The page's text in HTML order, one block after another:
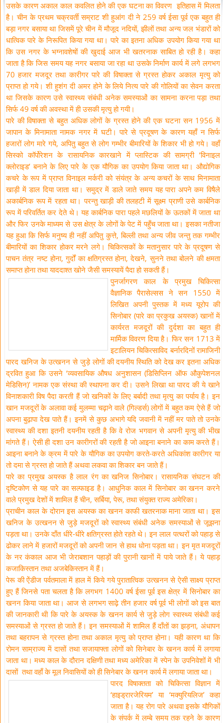
उसके कारण अकाल काल कवलित होने की एक घटना का विवरण इतिहास में मिलता
है। चीन के प्रथम चक्रवर्ती सम्राट शी हुआंग दी ने 259 वर्ष ईसा पूर्व एक बहुत ही
बड़ा नगर बसाया था जिसमें पूरे चीन में मौजूद नदियों, झीलों तथा अन्य जल भंडारों को
धात्विक पारे के निरूपित किया गया था। पारे का इतना अधिक उपयोग किया गया था
कि उस नगर के भग्नावशेषों की खुदाई आज भी खतरनाक साबित हो रही है। कहा
जाता है कि जिस समय यह नगर बसाया जा रहा था उसके निर्माण कार्य में लगे लगभग
70 हजार मजदूर तथा कारीगर पारे की विषाक्ता से ग्रस्त होकर अकाल मृत्यु को
प्राप्त हो गये। शी हुशंग दी अमर होने के लिये नित्य पारे की गोलियों का सेवन करता
था जिसके कारण उसे स्वास्थ्य संबंधी अनेक समस्याओं का सामना करना पड़ा तथा
सिर्फ 49 वर्ष की अवस्था में ही उसकी मृत्यु हो गयी।
पारे की विषाक्ता से बहुत अधिक लोगों के ग्रस्त होने की एक घटना सन 1956 में
जापान के मिनामाता नामक नगर में घटी। पारे से प्रदूषण के कारण यहाँ न सिर्फ
हजारों लोग मारे गये, अपितु बहुत से लोग गम्भीर बीमारियों के शिकार भी हो गये। वहाँ
सिस्को कॉर्पोरेशन के रासायनिक कारखाने में प्लास्टिक की सामग्री ‘विनाइल
क्लोराइड’ बनाने के लिए पारे के एक यौगिक का उपयोग किया जाता था। औद्योगिक
कचरे के रूप में प्राप्त विनाइल मर्करी को संयंत्र के अन्य कचरों के साथ मिनामाता
खाड़ी में डाल दिया जाता था। समुद्र में डाले जाते समय यह पारा अपने कम विषैले
अकार्बनिक रूप में रहता था। परन्तु खाड़ी की तलहटी में सूक्ष्म प्राणी उसे कार्बनिक
रूप में परिवर्तित कर देते थे। यह कार्बनिक पारा पहले मछलियों के ऊतकों में जाता था
और फिर उनके माध्यम से उस क्षेत्र के लोगों के पेट में पहुँच जाता था। इसका नतीजा
यह हुआ कि सिर्फ मनुष्य ही नहीं अपितु कुत्ते, बिल्ली तथा अन्य जीव जन्तु तक गम्भीर
बीमारियों का शिकार होकर मरने लगे। चिकित्सकों के मतानुसार पारे के प्रदूषण से
पाचन तंत्र नष्ट होना, गुर्दों का क्षतिग्रस्त होना, देखने, सुनने तथा बोलने की क्षमता
समाप्त होना तथा याददाश्त खोने जैसी समस्यायें पैदा हो सकती हैं।
पुनर्जागरण काल के प्रमुख चिकित्सा
वैज्ञानिक पैरासेल्सस ने सन 1550 में
लिखित अपनी पुस्तक में मध्य यूरोप की
सिनोबार (पारे का प्रकुख अयस्क) खानों में
कार्यरत मजदूरों की दुर्दशा का बहुत ही
मार्मिक विवरण दिया है। फिर सन 1713 में
इटालियन चिकित्साविद बर्नारदिनों रामाजिनी
पारद खनिज के उत्खनन से जुड़े लोगों की दयनीय स्थिति को देख कर इतना अधिक
द्रवित हुआ कि उसने ‘व्यवसायिक औषध अनुशासन (डिसिप्लिन ऑफ औकुपेशनल
मेडिसिन)’ नामक एक संस्था की स्थापना कर दी। उसने लिखा था पारद की ये खाने
विनाशकारी विष पैदा करती हैं जो खनिकों के लिए बर्बादी तथा मृत्यु का पर्याय है। इन
खान मजदूरों के अलावा कई मुलम्मा चढ़ाने वाले (गिल्डर्स) लोगों में बहुत कम ऐसे हैं जो
अपना बुढ़ापा देख पाते हैं। इनमें से कुछ अभागे यदि जवानी में नहीं मर पाते तो उनके
स्वास्थ्य की दशा इतनी दयनीय रहती है कि वे रोज भगवान से अपनी मृत्यु की भीख
मांगते हैं। ऐसी ही दशा उन कारीगरों की रहती है जो आइना बनाने का काम करते हैं।
आइना बनाने के क्रम में पारे के यौगिक का उपयोग करते-करते अधिकांश कारीगर या
तो दमा से ग्रस्त हो जाते हैं अथवा लकवा का शिकार बन जाते हैं।
पारे का प्रमुख अयस्क है लाल रंग का खनिज सिनोबार। रासायनिक संघटन की
दृष्टिकोण से यह पारे का सल्फाइड है। आधुनिक काल में सिनोबार का खनन करने
वाले प्रमुख देशों में शामिल हैं चीन, सर्बिया, पेरू, तथा संयुक्त राज्य अमेरिका।
प्राचीन काल के दोरान इस अयस्क का खनन काफी खतरनाक माना जाता था। इस
खनिज के उत्खनन से जुड़े मजदूरों को स्वास्थ्य संबंधी अनेक समस्याओं से जूझना
पड़ता था। उनके दाँत धीरे-धीरे क्षतिग्रस्त होते रहते थे। इन लाल पत्थरों को पहाड़ से
ढोकर लाने में हजारों मजदूरों को अपनी जान से हाथ धोना पड़ता था। इन मृत मजदूरों
के नर कंकाल आज भी जेराबशान पहाड़ों की पुरानी खानों में पाये जाते हैं। ये पहाड़
कजाकिस्तान तथा अजबेकिस्तान में हैं।
पेरू की ऐंडीज पर्वतमाला में हाल में किये गये पुरातात्विक उत्खनन से ऐसी साक्ष्य प्राप्त
हुए हैं जिनसे पता चलता है कि लगभग 1400 वर्ष ईसा पूर्व इस क्षेत्र में सिनोबार का
खनन किया जाता था। आज से लगभग साढ़े तीन हजार वर्ष पूर्व भी लोगों को इस बात
की जानकारी थी कि पारे के अयस्क के खनन कार्य से जुड़े लोग स्वास्थ्य संबंधी कई
समस्याओं से ग्रस्त हो जाते हैं। इन समस्याओं में शामिल हैं दाँतों का झड़ना, अंधापन
तथा बहरापन से ग्रस्त होना तथा अकाल मृत्यु को प्राप्त होना। यही कारण था कि
रोमन साम्राज्य में दासों तथा सजायाफ्ता लोगों को सिनेबार के खनन कार्य में लगाया
जाता था। मध्य काल के दौरान दक्षिणी तथा मध्य अमेरिका में स्पेन के उपनिवेशों में भी
दासों तथा वहाँ के मूल निवासियों को ही सिनेबार के खनन कार्य में लगाया जाता था।
पारद विषाक्तता को चिकित्सा विज्ञान में
‘हाइड्रारजेरियम’ या ‘मक्युरियलिज’ कहा
जाता है। यह रोग पारे अथवा इसके यौगिकों
के संपर्क में लम्बे समय तक रहने के कारण